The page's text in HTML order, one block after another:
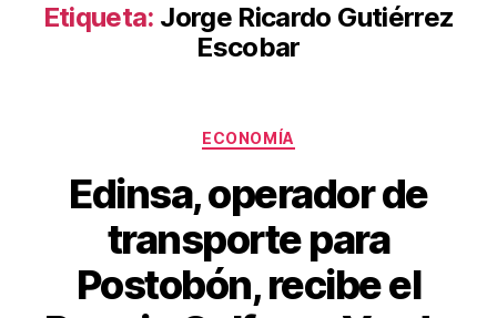
Etiqueta: Jorge Ricardo Gutiérrez
Escobar
Categorías
ECONOMÍA
Edinsa, operador de
transporte para
Postobón, recibe el